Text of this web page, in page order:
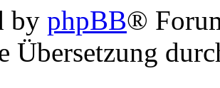
by phpBB®
Übersetzung